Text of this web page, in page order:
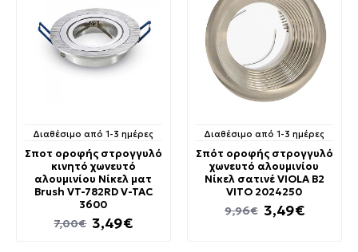
Διαθέσιμο από 1-3 ημέρες
Σποτ οροφής στρογγυλό
κινητό χωνευτό
αλουμινίου Νίκελ ματ
Brush VT-782RD V-TAC
3600
3,49€
7,00€
Διαθέσιμο από 1-3 ημέρες
Σπότ οροφής στρογγυλό
χωνευτό αλουμινίου
Νίκελ σατινέ VIOLA B2
VITO 2024250
3,49€
9,96€